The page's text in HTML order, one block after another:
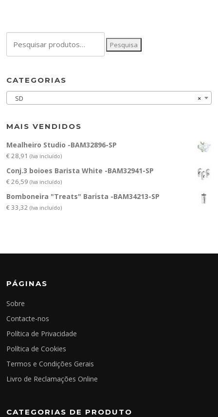
por:
Pesquisa
CATEGORIAS
×
SD
MAIS VENDIDOS
Mealheiro Studio -BAM32896-SP
€28,91 (Iva incluído)
Conj.3 boioes Barista White -BAM32941-SP
€26,59 (Iva incluído)
Bomboneira "Treats" Barista -BAM34213-SP
€33,32 (Iva incluído)
PÁGINAS
Sobre
Contacte-nos
Política de Privacidade
Política de Cookies
Termos e Condições Gerais
Livro de Reclamações Online
CATEGORIAS DE PRODUTO